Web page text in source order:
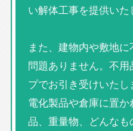
い解体工事を提供いた
また、建物内や敷地
問題ありません。不
プでお引き受けいたし
電化製品や倉庫に置
品、重量物、どんなも